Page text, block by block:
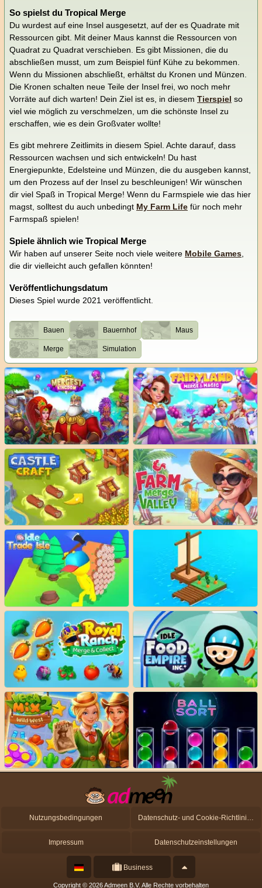
So spielst du Tropical Merge
Du wurdest auf eine Insel ausgesetzt, auf der es Quadrate mit
Ressourcen gibt. Mit deiner Maus kannst die Ressourcen von
Quadrat zu Quadrat verschieben. Es gibt Missionen, die du
abschließen musst, um zum Beispiel fünf Kühe zu bekommen.
Wenn du Missionen abschließt, erhältst du Kronen und Münzen.
Die Kronen schalten neue Teile der Insel frei, wo noch mehr
Vorräte auf dich warten! Dein Ziel ist es, in diesem Tierspiel so
viel wie möglich zu verschmelzen, um die schönste Insel zu
erschaffen, wie es dein Großvater wollte!
Es gibt mehrere Zeitlimits in diesem Spiel. Achte darauf, dass
Ressourcen wachsen und sich entwickeln! Du hast
Energiepunkte, Edelsteine und Münzen, die du ausgeben kannst,
um den Prozess auf der Insel zu beschleunigen! Wir wünschen
dir viel Spaß in Tropical Merge! Wenn du Farmspiele wie das hier
magst, solltest du auch unbedingt My Farm Life für noch mehr
Farmspaß spielen!
Spiele ähnlich wie Tropical Merge
Wir haben auf unserer Seite noch viele weitere Mobile Games,
die dir vielleicht auch gefallen könnten!
Veröffentlichungsdatum
Dieses Spiel wurde 2021 veröffentlicht.
Bauen Bauernhof Maus
Merge Simulation
Nutzungsbedingungen Datenschutz- und Cookie-Richtlinien
Impressum Datenschutzeinstellungen
Business
Copyright © 2026 Admeen B.V. Alle Rechte vorbehalten